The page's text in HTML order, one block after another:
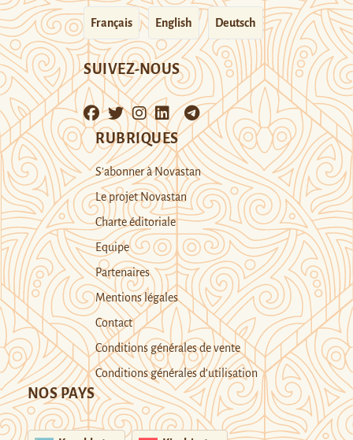
Français English Deutsch
SUIVEZ-NOUS
RUBRIQUES
S’abonner à Novastan
Le projet Novastan
Charte éditoriale
Equipe
Partenaires
Mentions légales
Contact
Conditions générales de vente
Conditions générales d’utilisation
NOS PAYS